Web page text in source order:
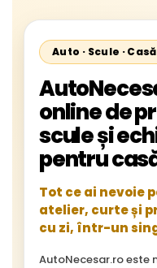
Auto · Scule ·
online de
scule și
pentru
Tot ce ai nevoie
atelier, curte și
cu zi, într-un
AutoNecesar.ro este